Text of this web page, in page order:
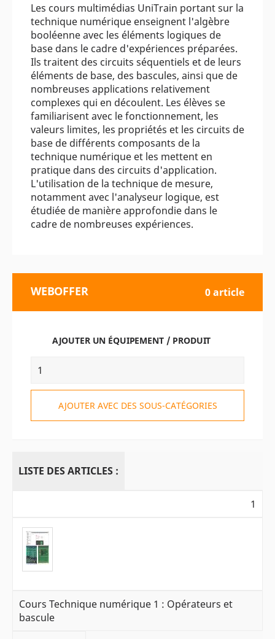
Les cours multimédias UniTrain portant sur la
technique numérique enseignent l'algèbre
booléenne avec les éléments logiques de
base dans le cadre d'expériences préparées.
Ils traitent des circuits séquentiels et de leurs
éléments de base, des bascules, ainsi que de
nombreuses applications relativement
complexes qui en découlent. Les élèves se
familiarisent avec le fonctionnement, les
valeurs limites, les propriétés et les circuits de
base de différents composants de la
technique numérique et les mettent en
pratique dans des circuits d'application.
L'utilisation de la technique de mesure,
notamment avec l'analyseur logique, est
étudiée de manière approfondie dans le
cadre de nombreuses expériences.
WEBOFFER 0 article
AJOUTER UN ÉQUIPEMENT / PRODUIT
AJOUTER AVEC DES SOUS-CATÉGORIES
LISTE DES ARTICLES :
1
Cours Technique numérique 1 : Opérateurs et
bascule